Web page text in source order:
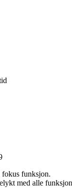
funksjon.
med alle